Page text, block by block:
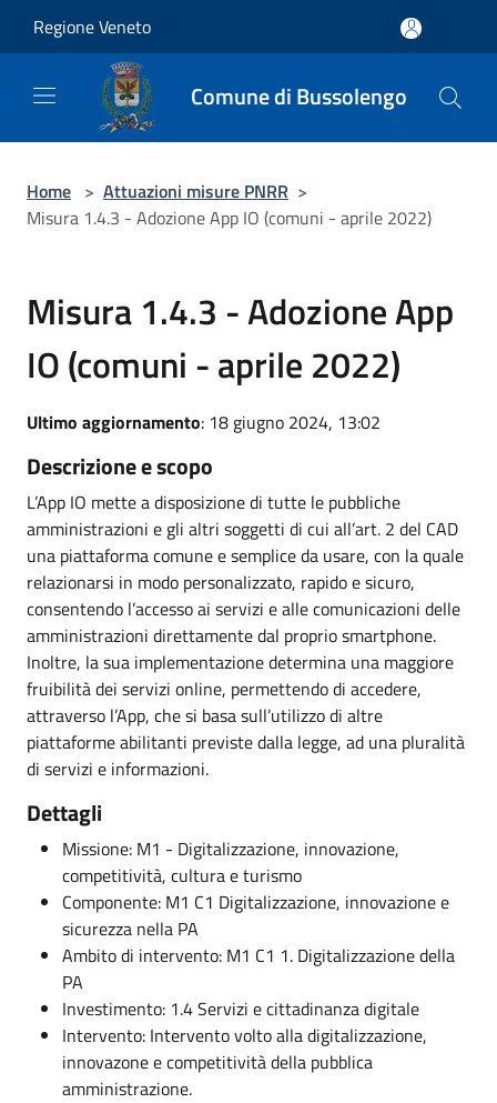
Regione Veneto
Comune di Bussolengo
Home > Attuazioni misure PNRR >
Misura 1.4.3 - Adozione App IO (comuni - aprile 2022)
Misura 1.4.3 - Adozione App
IO (comuni - aprile 2022)
Ultimo aggiornamento: 18 giugno 2024, 13:02
Descrizione e scopo
L’App IO mette a disposizione di tutte le pubbliche
amministrazioni e gli altri soggetti di cui all’art. 2 del CAD
una piattaforma comune e semplice da usare, con la quale
relazionarsi in modo personalizzato, rapido e sicuro,
consentendo l’accesso ai servizi e alle comunicazioni delle
amministrazioni direttamente dal proprio smartphone.
Inoltre, la sua implementazione determina una maggiore
fruibilità dei servizi online, permettendo di accedere,
attraverso l’App, che si basa sull’utilizzo di altre
piattaforme abilitanti previste dalla legge, ad una pluralità
di servizi e informazioni.
Dettagli
Missione: M1 - Digitalizzazione, innovazione,
competitività, cultura e turismo
Componente: M1 C1 Digitalizzazione, innovazione e
sicurezza nella PA
Ambito di intervento: M1 C1 1. Digitalizzazione della
PA
Investimento: 1.4 Servizi e cittadinanza digitale
Intervento: Intervento volto alla digitalizzazione,
innovazone e competitività della pubblica
amministrazione.